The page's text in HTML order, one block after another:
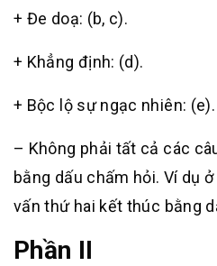
+ Đe doạ: (b, c).
+ Khẳng định: (d).
+ Bộc lộ sự ngạc nhiên: (e).
– Không phải tất cả các
bằng dấu chấm hỏi. Ví dụ
vấn thứ hai kết thúc bằng
Phần II